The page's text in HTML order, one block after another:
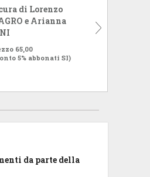
di Lorenzo
e Arianna
65,00
5% abbonati SI)
da parte della